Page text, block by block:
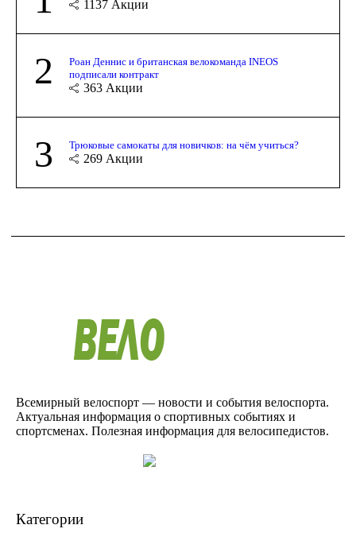
1137 Акции
2
Роан Деннис и британская велокоманда INEOS
подписали контракт
363 Акции
3 Трюковые самокаты для новичков: на чём учиться?
269 Акции
Всемирный велоспорт — новости и события велоспорта.
Актуальная информация о спортивных событиях и
спортсменах. Полезная информация для велосипедистов.
Категории